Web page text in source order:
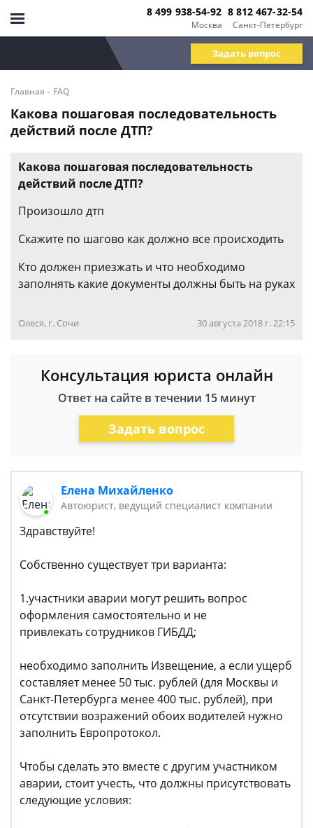
Москва
8 499 938-54-92
Санкт-Петербург
8 812 467-32-54
Задать вопрос
Главная - FAQ
Какова пошаговая последовательность
действий после ДТП?
Какова пошаговая последовательность
действий после ДТП?
Произошло дтп
Скажите по шагово как должно все происходить
Кто должен приезжать и что необходимо
заполнять какие документы должны быть на руках
Олеся, г. Сочи 30 августа 2018 г. 22:15
Консультация юриста онлайн
Ответ на сайте в течении 15 минут
Задать вопрос
Елена Михайленко
Автоюрист, ведущий специалист компании
Здравствуйте!
Собственно существует три варианта:
1.участники аварии могут решить вопрос
оформления самостоятельно и не
привлекать сотрудников ГИБДД;
необходимо заполнить Извещение, а если ущерб
составляет менее 50 тыс. рублей (для Москвы и
Санкт-Петербурга менее 400 тыс. рублей), при
отсутствии возражений обоих водителей нужно
заполнить Европротокол.
Чтобы сделать это вместе с другим участником
аварии, стоит учесть, что должны присутствовать
следующие условия: